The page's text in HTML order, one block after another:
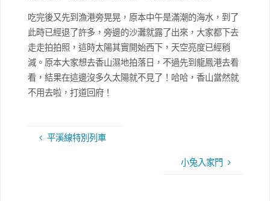
吃完後又先到漁港旁晃晃，原本中午是滿潮的海水，到了
此時已經退了許多，旁邊的沙灘就露了出來，大家都下去
走走拍拍照，這時太陽其實開始西下，天空亮度已經稍
減。原本大家想去香山濕地拍落日，不過先到龍鳳港去看
看，結果在這邊沒多久太陽就不見了！哈哈，香山當然就
不用去啦，打道回府！
平溪線特別列車
小兔入家門